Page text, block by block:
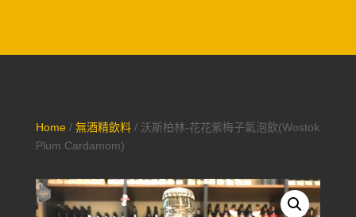
Home/ 無酒精飲料/ 沃斯柏林-花花紫梅子氣泡飲(Wostok
Plum Cardamom)